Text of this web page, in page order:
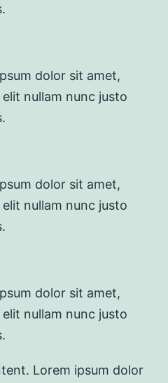
dolor sit amet,
nullam nunc justo
dolor sit amet,
nullam nunc justo
dolor sit amet,
nullam nunc justo
Lorem ipsum dolor